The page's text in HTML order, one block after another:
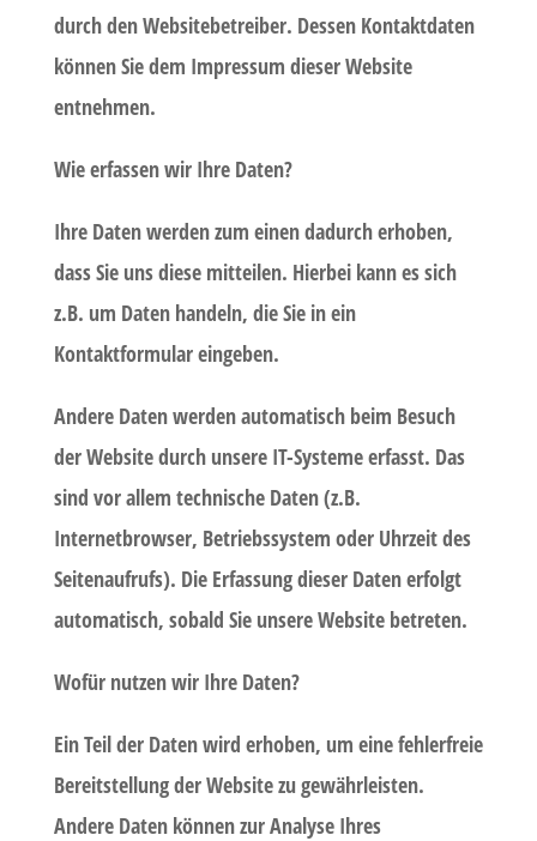
durch den Websitebetreiber. Dessen Kontaktdaten
können Sie dem Impressum dieser Website
entnehmen.
Wie erfassen wir Ihre Daten?
Ihre Daten werden zum einen dadurch erhoben,
dass Sie uns diese mitteilen. Hierbei kann es sich
z.B. um Daten handeln, die Sie in ein
Kontaktformular eingeben.
Andere Daten werden automatisch beim Besuch
der Website durch unsere IT-Systeme erfasst. Das
sind vor allem technische Daten (z.B.
Internetbrowser, Betriebssystem oder Uhrzeit des
Seitenaufrufs). Die Erfassung dieser Daten erfolgt
automatisch, sobald Sie unsere Website betreten.
Wofür nutzen wir Ihre Daten?
Ein Teil der Daten wird erhoben, um eine fehlerfreie
Bereitstellung der Website zu gewährleisten.
Andere Daten können zur Analyse Ihres